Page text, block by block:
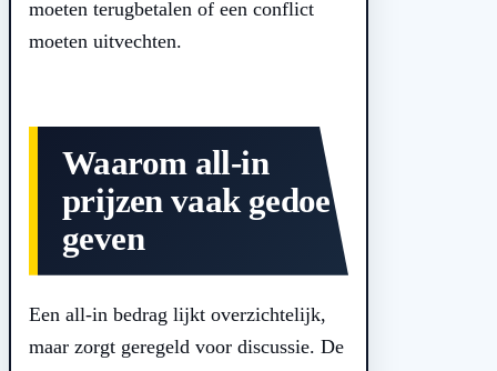
moeten terugbetalen of een conflict
moeten uitvechten.
Waarom all-in
prijzen vaak gedoe
geven
Een all-in bedrag lijkt overzichtelijk,
maar zorgt geregeld voor discussie. De